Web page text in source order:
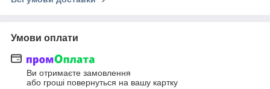
Умови оплати
Ви отримаєте замовлення
або гроші повернуться на вашу картку